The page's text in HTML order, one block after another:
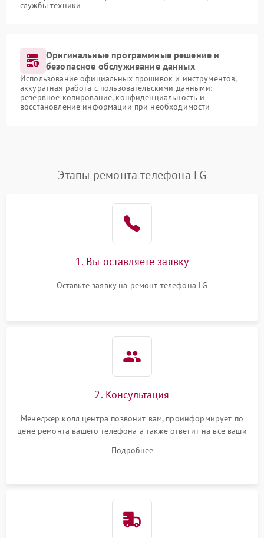
службы техники
Оригинальные программные решение и
безопасное обслуживание данных
Использование официальных прошивок и инструментов,
аккуратная работа с пользовательскими данными:
резервное копирование, конфиденциальность и
восстановление информации при необходимости
Этапы ремонта телефона LG
1. Вы оставляете заявку
Оставьте заявку на ремонт телефона LG
2. Консультация
Менеджер колл центра позвонит вам, проинформирует по
цене ремонта вашего телефона а также ответит на все ваши
Подробнее